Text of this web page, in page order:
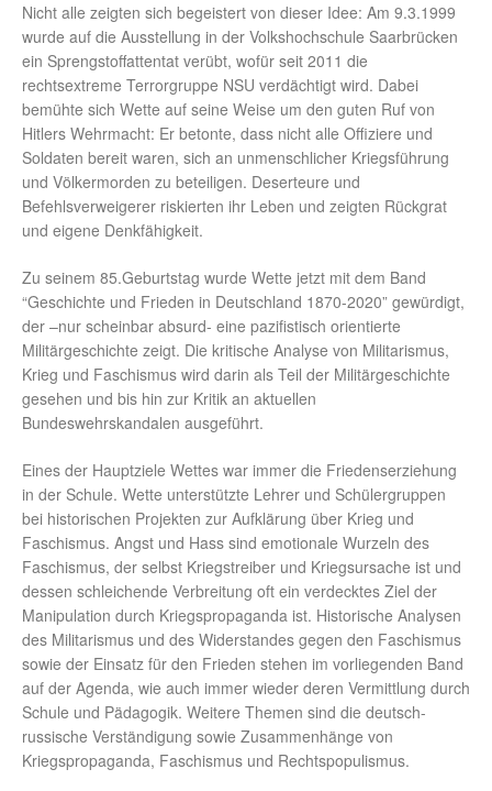
Nicht alle zeigten sich begeistert von dieser Idee: Am 9.3.1999
wurde auf die Ausstellung in der Volkshochschule Saarbrücken
ein Sprengstoffattentat verübt, wofür seit 2011 die
rechtsextreme Terrorgruppe NSU verdächtigt wird. Dabei
bemühte sich Wette auf seine Weise um den guten Ruf von
Hitlers Wehrmacht: Er betonte, dass nicht alle Offiziere und
Soldaten bereit waren, sich an unmenschlicher Kriegsführung
und Völkermorden zu beteiligen. Deserteure und
Befehlsverweigerer riskierten ihr Leben und zeigten Rückgrat
und eigene Denkfähigkeit.
Zu seinem 85.Geburtstag wurde Wette jetzt mit dem Band
“Geschichte und Frieden in Deutschland 1870-2020” gewürdigt,
der –nur scheinbar absurd- eine pazifistisch orientierte
Militärgeschichte zeigt. Die kritische Analyse von Militarismus,
Krieg und Faschismus wird darin als Teil der Militärgeschichte
gesehen und bis hin zur Kritik an aktuellen
Bundeswehrskandalen ausgeführt.
Eines der Hauptziele Wettes war immer die Friedenserziehung
in der Schule. Wette unterstützte Lehrer und Schülergruppen
bei historischen Projekten zur Aufklärung über Krieg und
Faschismus. Angst und Hass sind emotionale Wurzeln des
Faschismus, der selbst Kriegstreiber und Kriegsursache ist und
dessen schleichende Verbreitung oft ein verdecktes Ziel der
Manipulation durch Kriegspropaganda ist. Historische Analysen
des Militarismus und des Widerstandes gegen den Faschismus
sowie der Einsatz für den Frieden stehen im vorliegenden Band
auf der Agenda, wie auch immer wieder deren Vermittlung durch
Schule und Pädagogik. Weitere Themen sind die deutsch-
russische Verständigung sowie Zusammenhänge von
Kriegspropaganda, Faschismus und Rechtspopulismus.